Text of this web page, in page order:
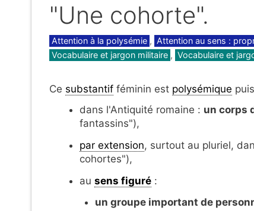
"Une cohorte".
Catégories
Attention à la polysémie , Attention au sens :
Vocabulaire et jargon militaire , Vocabulaire et
Ce substantif féminin est polysémique
dans l'Antiquité romaine : un corps
fantassins"),
par extension, surtout au pluriel,
cohortes"),
au sens figuré :
un groupe important de